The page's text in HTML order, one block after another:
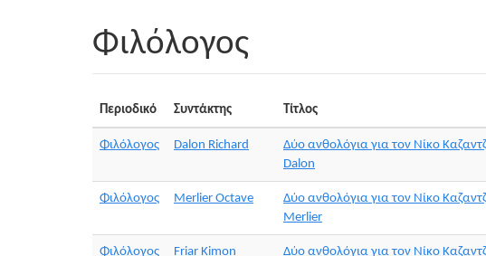
Φιλόλογος
Περιοδικό Συντάκτης Τίτλος
Φιλόλογος Dalon Richard
Δύο ανθολόγια για τον Νίκο
Dalon
Φιλόλογος Merlier Octave
Δύο ανθολόγια για τον Νίκο
Merlier
Φιλόλογος Friar Kimon Δύο ανθολόγια για τον Νίκο